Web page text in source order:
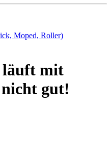
Moped, Roller)
läuft mit
gut!